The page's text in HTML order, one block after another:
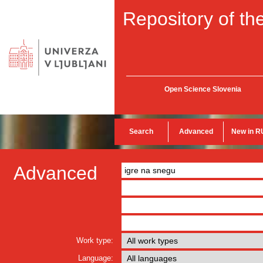
Repository of
Open Science Slovenia
Search Advanced New in
Advanced
Work type:
Language: